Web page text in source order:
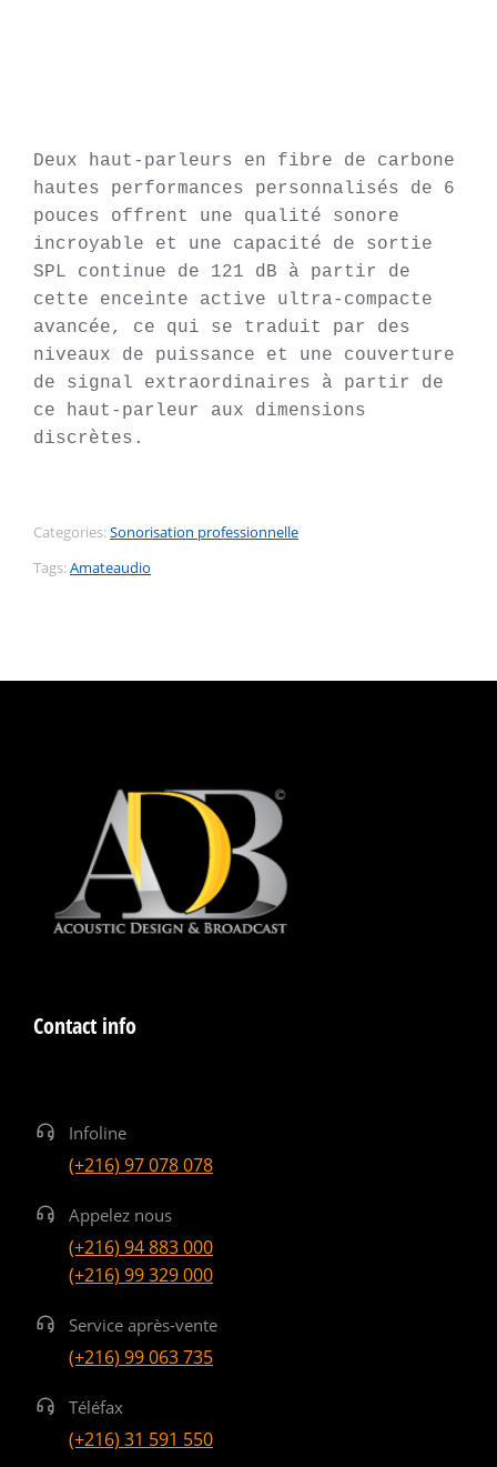
Deux haut-parleurs en fibre de carbone
hautes performances personnalisés de 6
pouces offrent une qualité sonore
incroyable et une capacité de sortie
SPL continue de 121 dB à partir de
cette enceinte active ultra-compacte
avancée, ce qui se traduit par des
niveaux de puissance et une couverture
de signal extraordinaires à partir de
ce haut-parleur aux dimensions
discrètes.
Categories:Sonorisation professionnelle
Tags:Amateaudio
Contact info
Infoline
(+216) 97 078 078
Appelez nous
(+216) 94 883 000
(+216) 99 329 000
Service après-vente
(+216) 99 063 735
Téléfax
(+216) 31 591 550